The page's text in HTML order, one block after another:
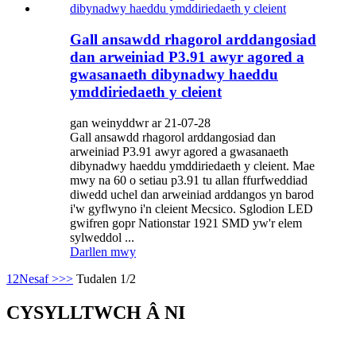
Gall ansawdd rhagorol arddangosiad
dan arweiniad P3.91 awyr agored a
gwasanaeth dibynadwy haeddu
ymddiriedaeth y cleient
gan weinyddwr ar 21-07-28
Gall ansawdd rhagorol arddangosiad dan
arweiniad P3.91 awyr agored a gwasanaeth
dibynadwy haeddu ymddiriedaeth y cleient. Mae
mwy na 60 o setiau p3.91 tu allan ffurfweddiad
diwedd uchel dan arweiniad arddangos yn barod
i'w gyflwyno i'n cleient Mecsico. Sglodion LED
gwifren gopr Nationstar 1921 SMD yw'r elem
sylweddol ...
Darllen mwy
1 2Nesaf >>> Tudalen 1/2
CYSYLLTWCH Â NI